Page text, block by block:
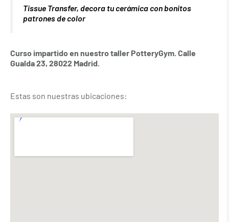
Tissue Transfer, decora tu cerámica con bonitos
patrones de color
Curso impartido en nuestro taller PotteryGym. Calle
Gualda 23, 28022 Madrid.
Estas son nuestras ubicaciones: